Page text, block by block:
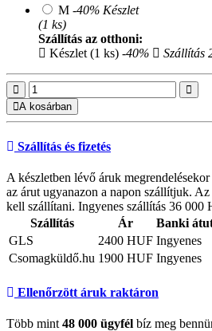
M -40% Készlet
(1 ks)
Szállítás az otthoni:
Készlet (1 ks) -40% Szállítás
A kosárban
Szállítás és fizetés
A készletben lévő áruk
az árut ugyanazon a napon szállítjuk.
kell szállítani. Ingyenes szállítás 36 000
Szállítás
Ár Banki
GLS
2400 HUF Ingyenes
Csomagküldő.hu 1900 HUF Ingyenes
Ellenőrzött áruk raktáron
Több mint 48 000 ügyfél bíz meg